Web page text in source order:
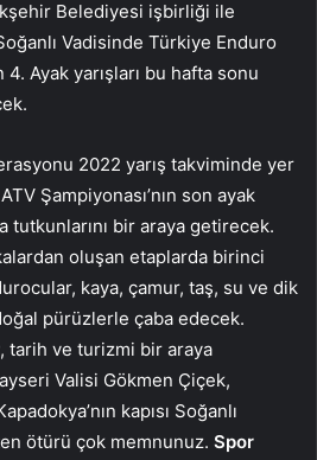
Belediyesi işbirliği ile
Vadisinde Türkiye Enduro
4. Ayak yarışları bu hafta sonu
2022 yarış takviminde yer
Şampiyonası’nın son ayak
tutkunlarını bir araya getirecek.
oluşan etaplarda birinci
kaya, çamur, taş, su ve dik
pürüzlerle çaba edecek.
, tarih ve turizmi bir araya
Valisi Gökmen Çiçek,
kapısı Soğanlı
ötürü çok memnunuz. Spor